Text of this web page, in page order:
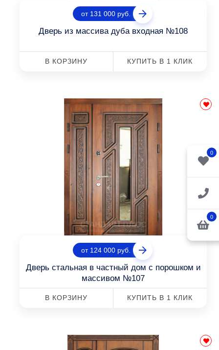
0
0
от 131 000 руб.
Дверь из массива дуба входная №108
В КОРЗИНУ КУПИТЬ В 1 КЛИК
от 124 000 руб.
Дверь стальная в частный дом с порошком и
массивом №107
В КОРЗИНУ КУПИТЬ В 1 КЛИК